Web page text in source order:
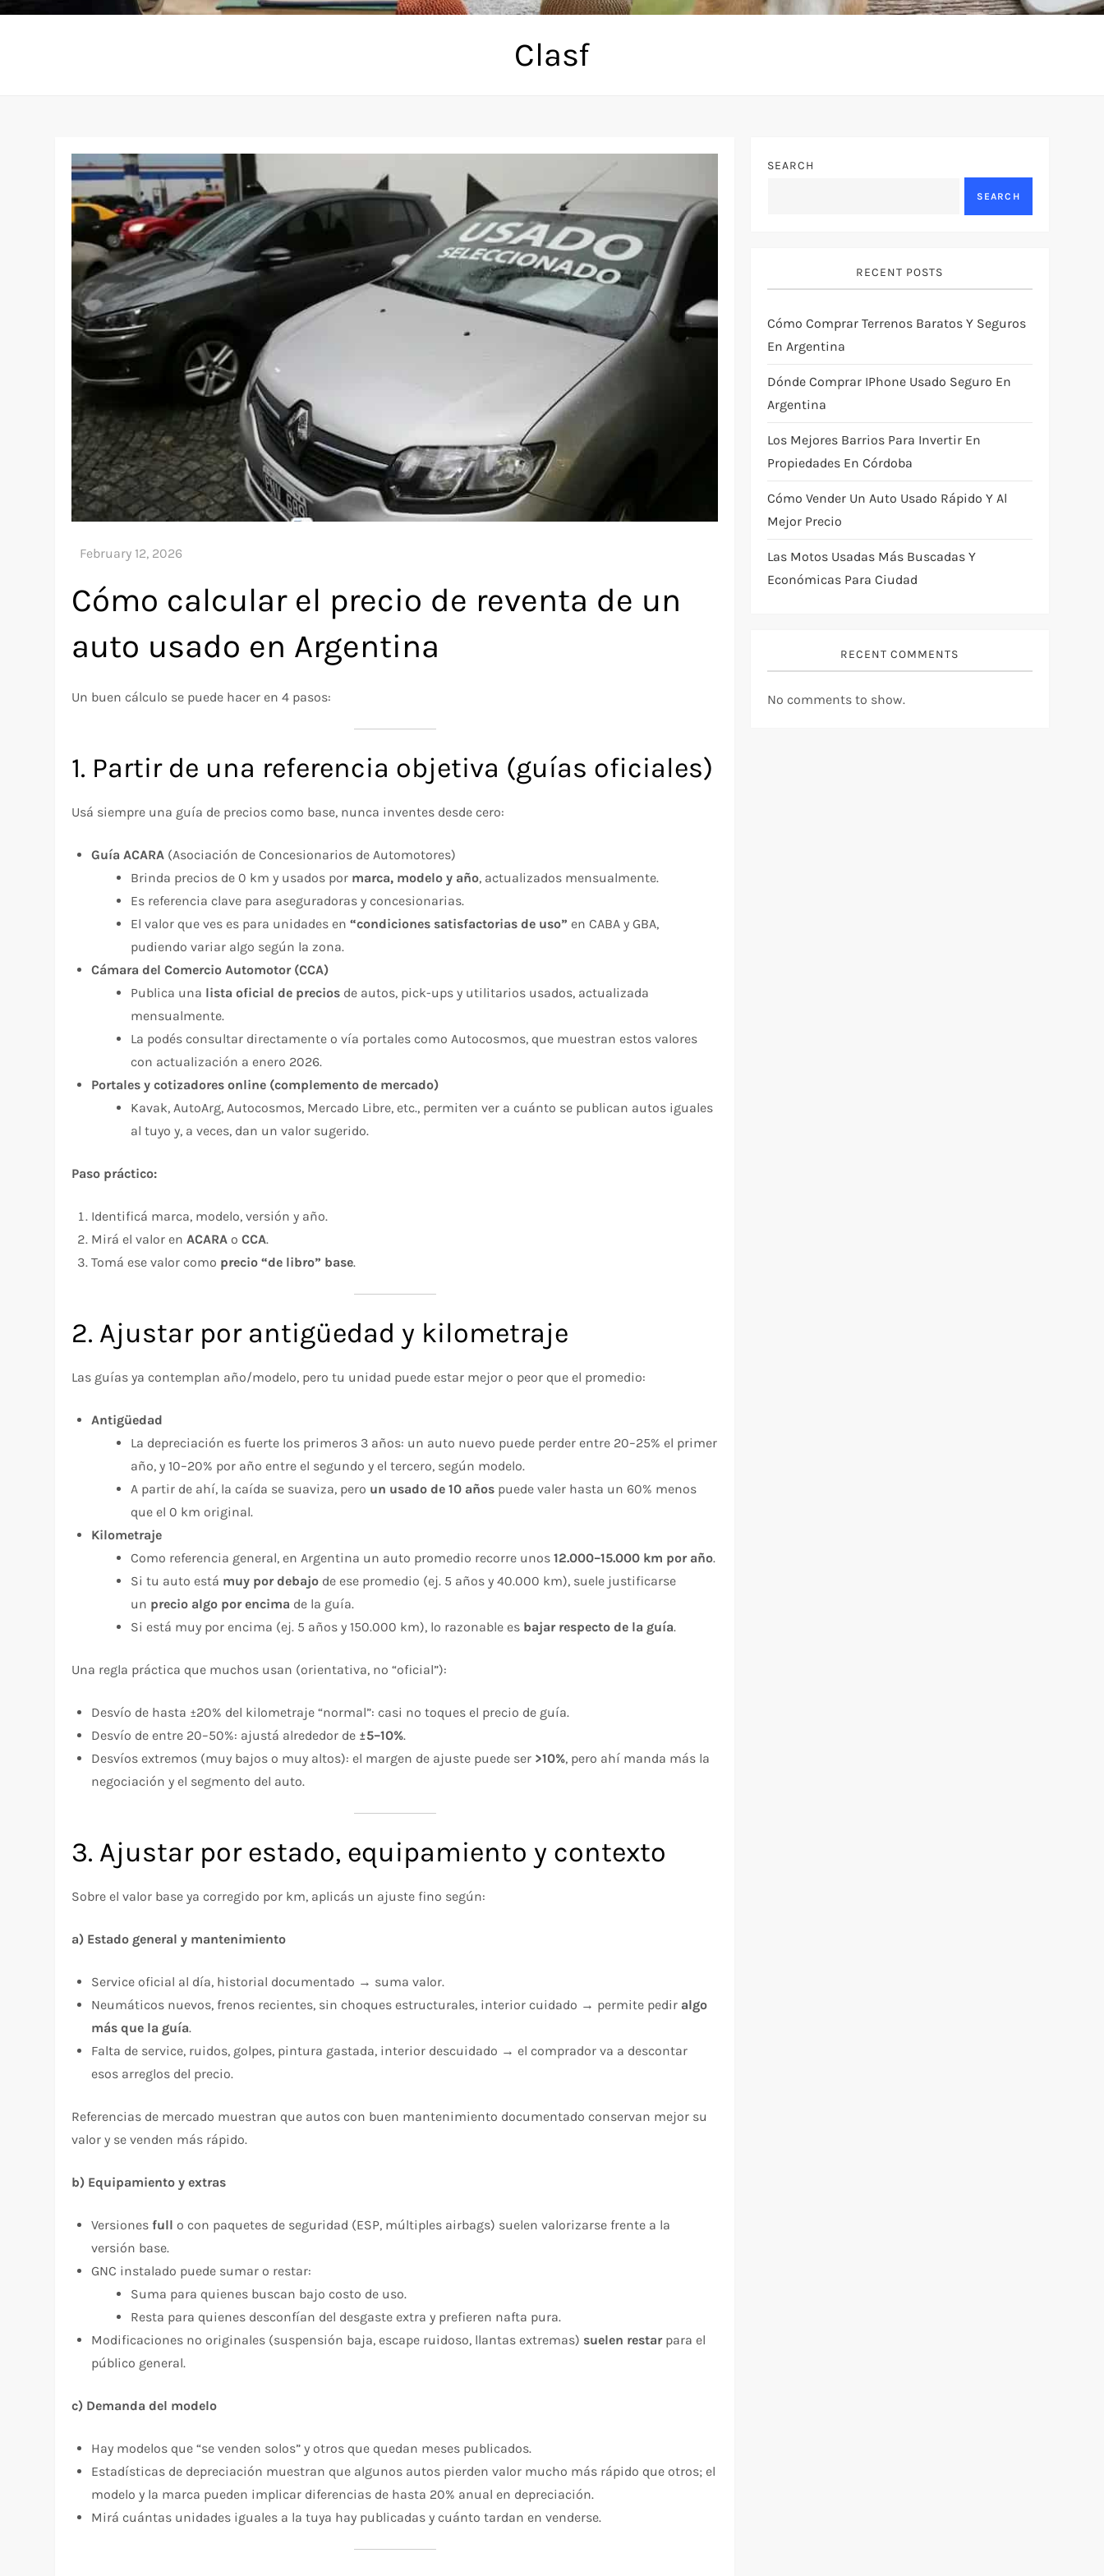
Clasf
Cómo calcular el precio de reventa de un
auto usado en Argentina
Un buen cálculo se puede hacer en 4 pasos:
1. Partir de una referencia objetiva (guías oficiales)
Usá siempre una guía de precios como base, nunca inventes desde cero:
Guía ACARA (Asociación de Concesionarios de Automotores)
Brinda precios de 0 km y usados por marca, modelo y año, actualizados mensualmente.
Es referencia clave para aseguradoras y concesionarias.
El valor que ves es para unidades en“condiciones satisfactorias de uso” en CABA y GBA,
pudiendo variar algo según la zona.​
Cámara del Comercio Automotor (CCA)
Publica una lista oficial de precios de autos, pick-ups y utilitarios usados, actualizada
mensualmente.
La podés consultar directamente o vía portales como Autocosmos, que muestran estos valores
con actualización a enero 2026.​
Portales y cotizadores online (complemento de mercado)
Kavak, AutoArg, Autocosmos, Mercado Libre, etc., permiten ver a cuánto se publican autos iguales
al tuyo y, a veces, dan un valor sugerido.
Paso práctico:
Identificá marca, modelo, versión y año.
Mirá el valor en ACARA oCCA.
Tomá ese valor como precio “de libro” base.
2. Ajustar por antigüedad y kilometraje
Las guías ya contemplan año/modelo, pero tu unidad puede estar mejor o peor que el promedio:
Antigüedad
La depreciación es fuerte los primeros 3 años: un auto nuevo puede perder entre 20–25% el primer
año, y 10–20% por año entre el segundo y el tercero, según modelo.​
A partir de ahí, la caída se suaviza, pero un usado de 10 años puede valer hasta un 60% menos
que el 0 km original.​
Kilometraje
Como referencia general, en Argentina un auto promedio recorre unos12.000–15.000 km por año.​
Si tu auto está muy por debajo de ese promedio (ej. 5 años y 40.000 km), suele justificarse
un precio algo por encima de la guía.
Si está muy por encima (ej. 5 años y 150.000 km), lo razonable es bajar respecto de la guía.
Una regla práctica que muchos usan (orientativa, no “oficial”):
Desvío de hasta ±20% del kilometraje “normal”: casi no toques el precio de guía.
Desvío de entre 20–50%: ajustá alrededor de ±5–10%.
Desvíos extremos (muy bajos o muy altos): el margen de ajuste puede ser >10%, pero ahí manda más la
negociación y el segmento del auto.
3. Ajustar por estado, equipamiento y contexto
Sobre el valor base ya corregido por km, aplicás un ajuste fino según:
a) Estado general y mantenimiento
Service oficial al día, historial documentado → suma valor.
Neumáticos nuevos, frenos recientes, sin choques estructurales, interior cuidado → permite pedir algo
más que la guía.
Falta de service, ruidos, golpes, pintura gastada, interior descuidado → el comprador va a descontar
esos arreglos del precio.
Referencias de mercado muestran que autos con buen mantenimiento documentado conservan mejor su
valor y se venden más rápido.
b) Equipamiento y extras
Versionesfull o con paquetes de seguridad (ESP, múltiples airbags) suelen valorizarse frente a la
versión base.
GNC instalado puede sumar o restar:
Suma para quienes buscan bajo costo de uso.
Resta para quienes desconfían del desgaste extra y prefieren nafta pura.
Modificaciones no originales (suspensión baja, escape ruidoso, llantas extremas) suelen restarpara el
público general.
c) Demanda del modelo
Hay modelos que “se venden solos” y otros que quedan meses publicados.
Estadísticas de depreciación muestran que algunos autos pierden valor mucho más rápido que otros; el
modelo y la marca pueden implicar diferencias de hasta 20% anual en depreciación.​
Mirá cuántas unidades iguales a la tuya hay publicadas y cuánto tardan en venderse.
SEARCH
SEARCH
RECENT POSTS
Cómo Comprar Terrenos Baratos Y Seguros
En Argentina
Dónde Comprar IPhone Usado Seguro En
Argentina
Los Mejores Barrios Para Invertir En
Propiedades En Córdoba
Cómo Vender Un Auto Usado Rápido Y Al
Mejor Precio
Las Motos Usadas Más Buscadas Y
Económicas Para Ciudad
RECENT COMMENTS
No comments to show.